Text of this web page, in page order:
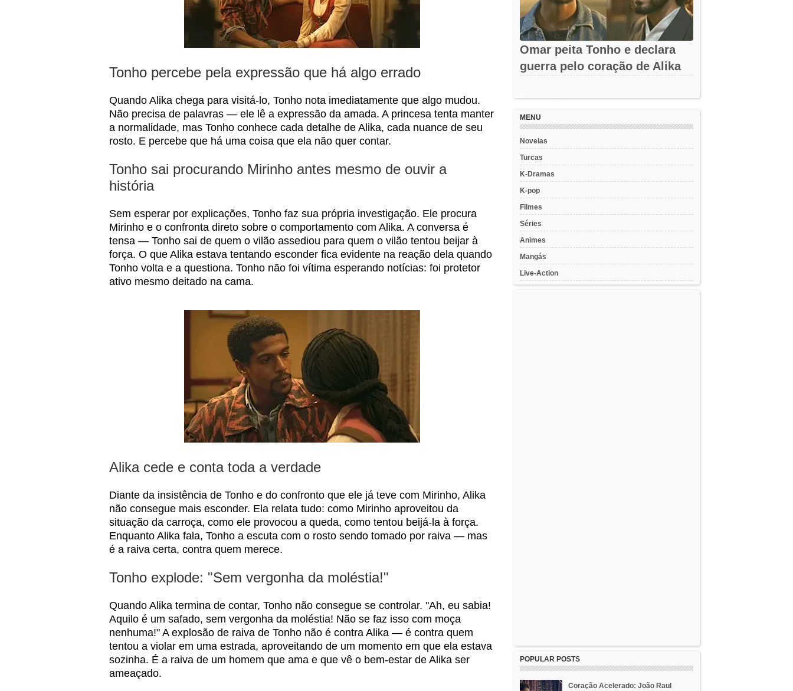
Tonho percebe pela expressão que há algo errado
Quando Alika chega para visitá-lo, Tonho nota imediatamente que algo mudou.
Não precisa de palavras — ele lê a expressão da amada. A princesa tenta manter
a normalidade, mas Tonho conhece cada detalhe de Alika, cada nuance de seu
rosto. E percebe que há uma coisa que ela não quer contar.
Tonho sai procurando Mirinho antes mesmo de ouvir a
história
Sem esperar por explicações, Tonho faz sua própria investigação. Ele procura
Mirinho e o confronta direto sobre o comportamento com Alika. A conversa é
tensa — Tonho sai de quem o vilão assediou para quem o vilão tentou beijar à
força. O que Alika estava tentando esconder fica evidente na reação dela quando
Tonho volta e a questiona. Tonho não foi vítima esperando notícias: foi protetor
ativo mesmo deitado na cama.
Alika cede e conta toda a verdade
Diante da insistência de Tonho e do confronto que ele já teve com Mirinho, Alika
não consegue mais esconder. Ela relata tudo: como Mirinho aproveitou da
situação da carroça, como ele provocou a queda, como tentou beijá-la à força.
Enquanto Alika fala, Tonho a escuta com o rosto sendo tomado por raiva — mas
é a raiva certa, contra quem merece.
Tonho explode: "Sem vergonha da moléstia!"
Quando Alika termina de contar, Tonho não consegue se controlar. "Ah, eu sabia!
Aquilo é um safado, sem vergonha da moléstia! Não se faz isso com moça
nenhuma!" A explosão de raiva de Tonho não é contra Alika — é contra quem
tentou a violar em uma estrada, aproveitando de um momento em que ela estava
sozinha. É a raiva de um homem que ama e que vê o bem-estar de Alika ser
ameaçado.
Omar peita Tonho e declara
guerra pelo coração de Alika
MENU
Novelas
Turcas
K-Dramas
K-pop
Filmes
Séries
Animes
Mangás
Live-Action
POPULAR POSTS
Coração Acelerado: João Raul